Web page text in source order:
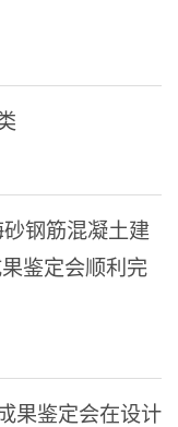
钢筋混凝土建
鉴定会顺利完
果鉴定会在设计